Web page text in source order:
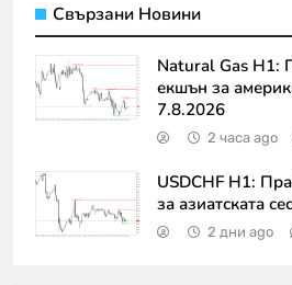
Свързани Новини
Natural Gas H1:
екшън за
7.8.2026
2 часа ago
USDCHF H1:
за азиатската
2 дни ago